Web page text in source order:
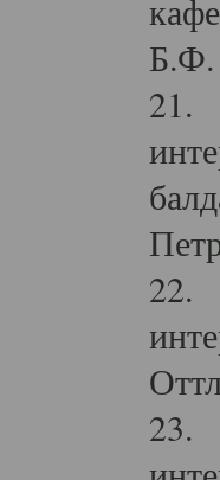
Б.Ф.
21.
22.
23.